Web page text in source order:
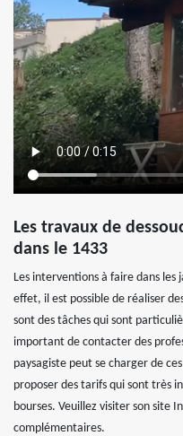
Les travaux de
dans le 1433
Les interventions à faire dans les
effet, il est possible de réaliser
sont des tâches qui sont
important de contacter des
paysagiste peut se charger de
proposer des tarifs qui sont très
bourses. Veuillez visiter son site
complémentaires.